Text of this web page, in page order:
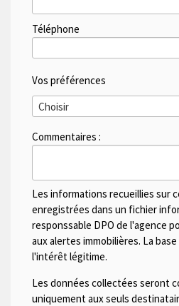
Téléphone
Vos préférences
Commentaires :
Les informations recueillies sur
enregistrées dans un fichier
responssable DPO de l'agence
aux alertes immobilières. La
l'intérêt légitime.
Les données collectées seront
uniquement aux seuls